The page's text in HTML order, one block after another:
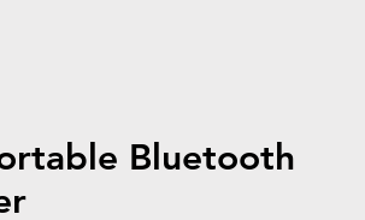
Bluetooth